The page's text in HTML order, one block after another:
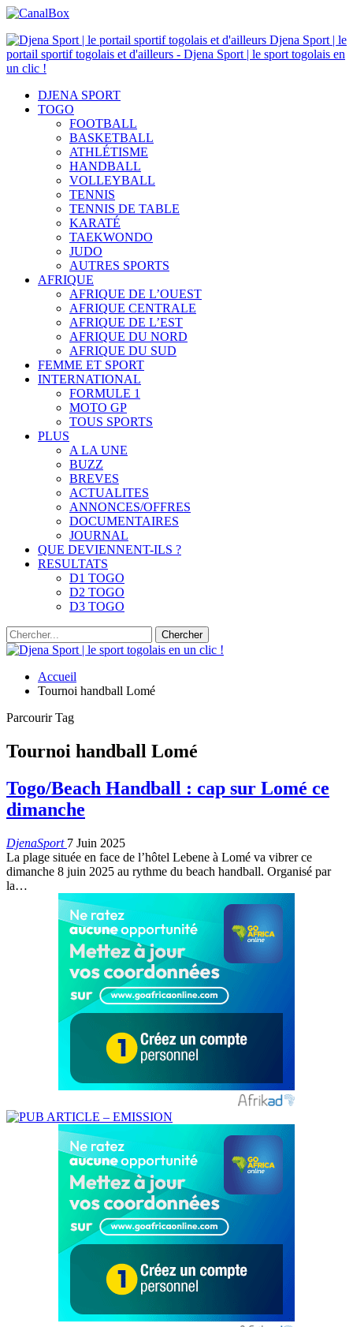
Djena Sport | le
portail sportif togolais et d'ailleurs - Djena Sport | le sport togolais en
un clic !
DJENA SPORT
TOGO
FOOTBALL
BASKETBALL
ATHLÉTISME
HANDBALL
VOLLEYBALL
TENNIS
TENNIS DE TABLE
KARATÉ
TAEKWONDO
JUDO
AUTRES SPORTS
AFRIQUE
AFRIQUE DE L’OUEST
AFRIQUE CENTRALE
AFRIQUE DE L’EST
AFRIQUE DU NORD
AFRIQUE DU SUD
FEMME ET SPORT
INTERNATIONAL
FORMULE 1
MOTO GP
TOUS SPORTS
PLUS
A LA UNE
BUZZ
BREVES
ACTUALITES
ANNONCES/OFFRES
DOCUMENTAIRES
JOURNAL
QUE DEVIENNENT-ILS ?
RESULTATS
D1 TOGO
D2 TOGO
D3 TOGO
Accueil
Tournoi handball Lomé
Parcourir Tag
Tournoi handball Lomé
Togo/Beach Handball : cap sur Lomé ce
dimanche
DjenaSport 7 Juin 2025
La plage située en face de l’hôtel Lebene à Lomé va vibrer ce
dimanche 8 juin 2025 au rythme du beach handball. Organisé par
la…